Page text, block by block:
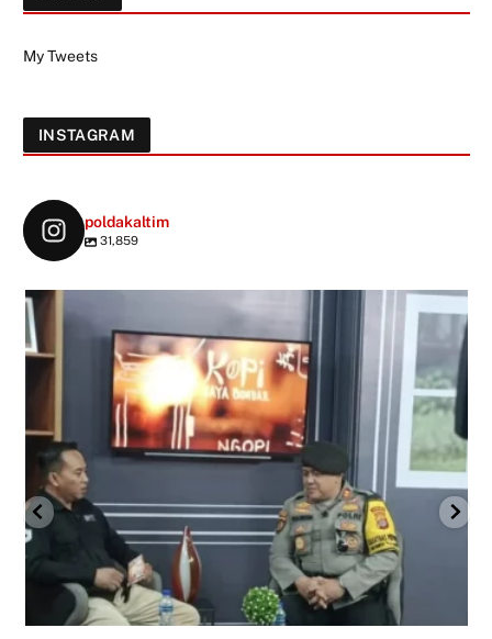
My Tweets
INSTAGRAM
poldakaltim
31,859